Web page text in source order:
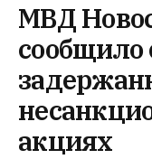
МВД
сообщило
акциях